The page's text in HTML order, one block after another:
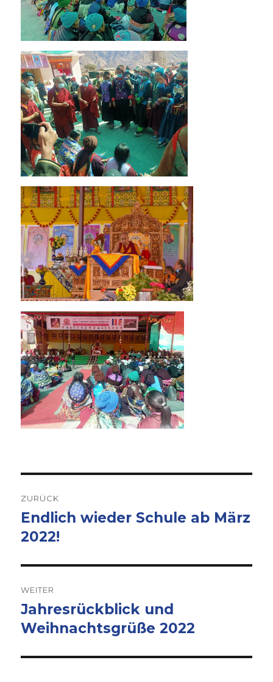
Navigation
ZURÜCK
Vorheriger
Beitrag:
Endlich wieder Schule ab März
2022!
WEITER
Nächster
Beitrag:
Jahresrückblick und
Weihnachtsgrüße 2022